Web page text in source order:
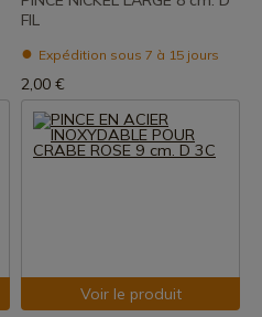
FIL
Expédition sous 7 à 15 jours
2,00 €
Voir le produit